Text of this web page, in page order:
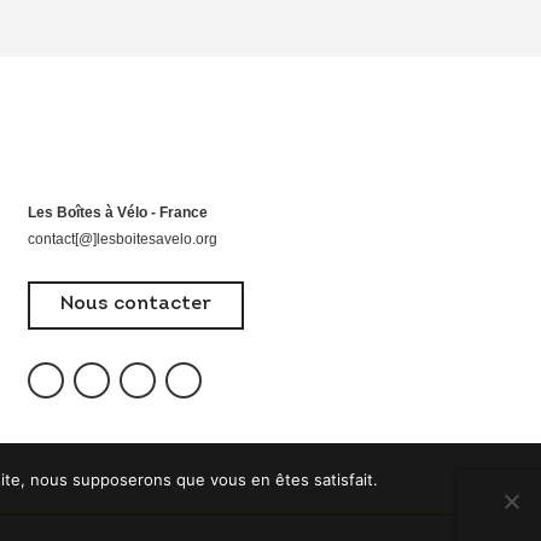
Les Boîtes à Vélo - France
contact[@]lesboitesavelo.org
Nous contacter
nous supposerons que vous en êtes satisfait.